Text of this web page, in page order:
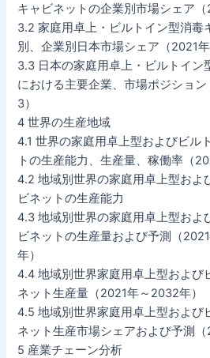
キャビネットの企業別市場シェア（
3.2 家庭用卓上・ビルトイン型消毒
別、企業別日本市場シェア（2021
3.3 日本の家庭用卓上・ビルトイン
における主要企業、市場ポジショ
3）
4 世界の生産地域
4.1 世界の家庭用卓上型およびビル
トの生産能力、生産量、稼働率（
4.2 地域別世界の家庭用卓上型およ
ビネットの生産能力
4.3 地域別世界の家庭用卓上型およ
ビネットの生産量および予測（
年）
4.4 地域別世界家庭用卓上型および
ネット生産量（2021年～2032年）
4.5 地域別世界家庭用卓上型および
ネット生産市場シェアおよび予測（
5 産業チェーン分析